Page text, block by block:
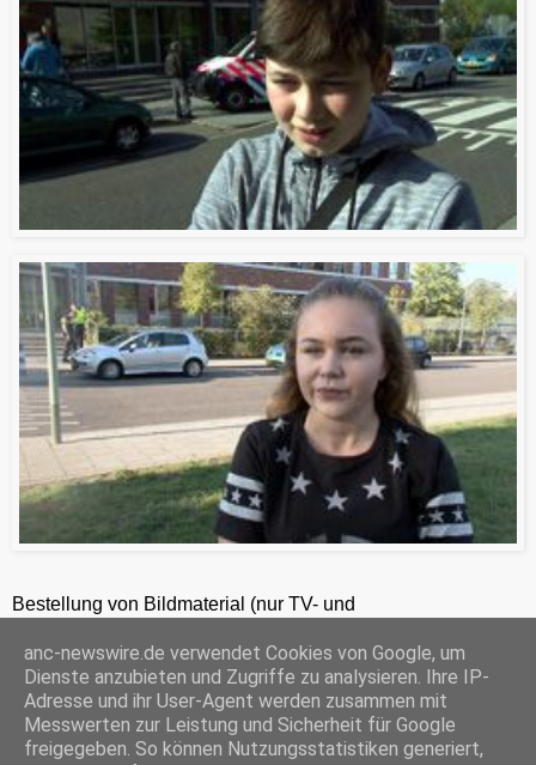
Bestellung von Bildmaterial (nur TV- und
ANC-NEWS-TELEVISION GmbH, Kruppstraße 82 – 100, 45145 Essen, HRB 12411, Amtsgericht Essen, Geschäftsführer: C. Anhuth
C
o
p
y
E
m
a
i
W
h
a
t
P
r
i
n
S
h
a
r
anc-newswire.de verwendet Cookies von Google, um
Dienste anzubieten und Zugriffe zu analysieren. Ihre IP-
Adresse und ihr User-Agent werden zusammen mit
Messwerten zur Leistung und Sicherheit für Google
freigegeben. So können Nutzungsstatistiken generiert,